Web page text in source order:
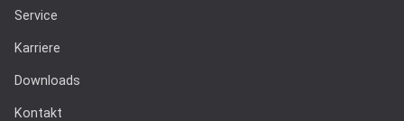
Service
Karriere
Downloads
Kontakt